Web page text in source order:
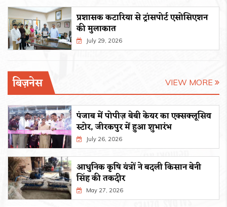
प्रशासक कटारिया से ट्रांसपोर्ट एसोसिएशन
की मुलाकात
July 29, 2026
बिज़नेस VIEW MORE
पंजाब में पोपीज़ बेबी केयर का एक्सक्लूसिव
स्टोर, जीरकपुर में हुआ शुभारंभ
July 26, 2026
आधुनिक कृषि यंत्रों ने बदली किसान बेनी
सिंह की तकदीर
May 27, 2026